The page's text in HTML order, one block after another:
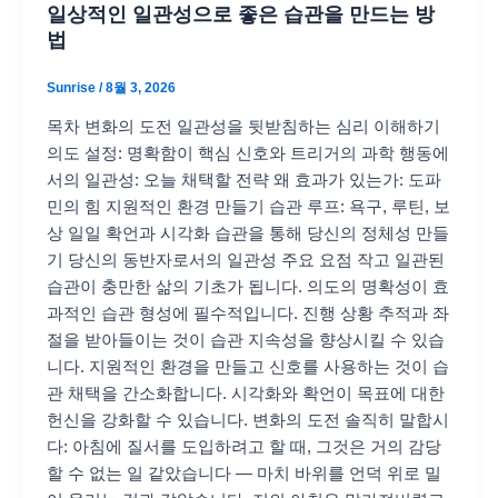
일상적인 일관성으로 좋은 습관을 만드는 방
법
Sunrise /8월 3, 2026
목차 변화의 도전 일관성을 뒷받침하는 심리 이해하기
의도 설정: 명확함이 핵심 신호와 트리거의 과학 행동에
서의 일관성: 오늘 채택할 전략 왜 효과가 있는가: 도파
민의 힘 지원적인 환경 만들기 습관 루프: 욕구, 루틴, 보
상 일일 확언과 시각화 습관을 통해 당신의 정체성 만들
기 당신의 동반자로서의 일관성 주요 요점 작고 일관된
습관이 충만한 삶의 기초가 됩니다. 의도의 명확성이 효
과적인 습관 형성에 필수적입니다. 진행 상황 추적과 좌
절을 받아들이는 것이 습관 지속성을 향상시킬 수 있습
니다. 지원적인 환경을 만들고 신호를 사용하는 것이 습
관 채택을 간소화합니다. 시각화와 확언이 목표에 대한
헌신을 강화할 수 있습니다. 변화의 도전 솔직히 말합시
다: 아침에 질서를 도입하려고 할 때, 그것은 거의 감당
할 수 없는 일 같았습니다 — 마치 바위를 언덕 위로 밀